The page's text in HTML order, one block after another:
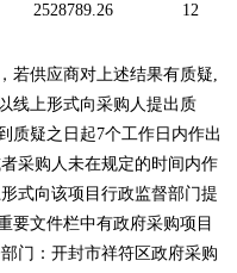
2528789.26 12
若供应商对上述结果有质疑,
线上形式向采购人提出质
质疑之日起7个工作日内作出
采购人未在规定的时间内作
式向该项目行政监督部门提
要文件栏中有政府采购项目
门：开封市祥符区政府采购